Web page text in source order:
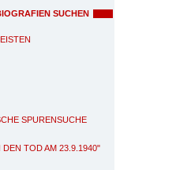
SUCHEN
SPURENSUCHE
TOD AM 23.9.1940"